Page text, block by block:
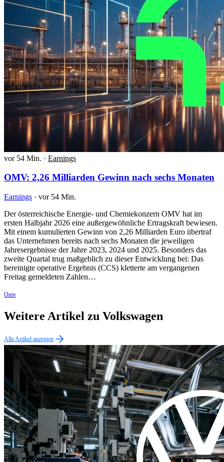
vor 54 Min. · Earnings
OMV: 2,26 Milliarden Gewinn nach sechs Monaten
Earnings · vor 54 Min.
Der österreichische Energie- und Chemiekonzern OMV hat im
ersten Halbjahr 2026 eine außergewöhnliche Ertragskraft bewiesen.
Mit einem kumulierten Gewinn von 2,26 Milliarden Euro übertraf
das Unternehmen bereits nach sechs Monaten die jeweiligen
Jahresergebnisse der Jahre 2023, 2024 und 2025. Besonders das
zweite Quartal trug maßgeblich zu dieser Entwicklung bei: Das
bereinigte operative Ergebnis (CCS) kletterte am vergangenen
Freitag gemeldeten Zahlen…
Omv
Weitere Artikel zu Volkswagen
Alle Artikel anzeigen